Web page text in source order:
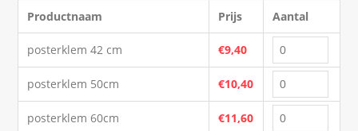
Productnaam Prijs Aantal
posterklem 42 cm €9,40
posterklem 50cm €10,40
posterklem 60cm €11,60